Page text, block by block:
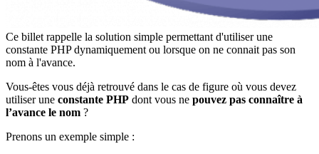
Ce billet rappelle la solution simple permettant d'utiliser une
constante PHP dynamiquement ou lorsque on ne connait pas son
nom à l'avance.
Vous-êtes vous déjà retrouvé dans le cas de figure où vous devez
utiliser une constante PHP dont vous ne pouvez pas connaître à
l’avance le nom ?
Prenons un exemple simple :